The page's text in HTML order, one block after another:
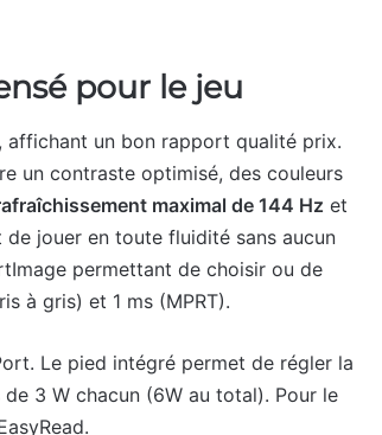
pour le jeu
affichant un bon rapport qualité prix.
un contraste optimisé, des couleurs
maximal de 144 Hz et
jouer en toute fluidité sans aucun
permettant de choisir ou de
à gris) et 1 ms (MPRT).
Le pied intégré permet de régler la
3 W chacun (6W au total). Pour le